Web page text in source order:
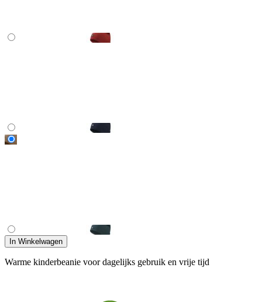
In Winkelwagen
Warme kinderbeanie voor dagelijks gebruik en vrije tijd